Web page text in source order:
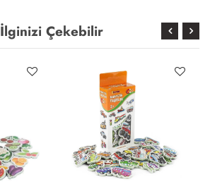
İlginizi Çekebilir